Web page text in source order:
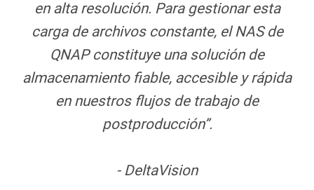
en alta resolución. Para gestionar esta
carga de archivos constante, el NAS de
QNAP constituye una solución de
almacenamiento fiable, accesible y rápida
en nuestros flujos de trabajo de
postproducción”.
- DeltaVision